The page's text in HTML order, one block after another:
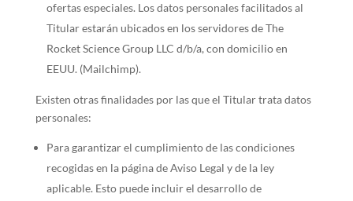
ofertas especiales. Los datos personales facilitados al
Titular estarán ubicados en los servidores de The
Rocket Science Group LLC d/b/a, con domicilio en
EEUU. (Mailchimp).
Existen otras finalidades por las que el Titular trata datos
personales:
Para garantizar el cumplimiento de las condiciones
recogidas en la página de Aviso Legal y de la ley
aplicable. Esto puede incluir el desarrollo de